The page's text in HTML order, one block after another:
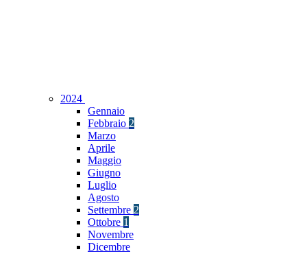
2024
Gennaio
Febbraio 2
Marzo
Aprile
Maggio
Giugno
Luglio
Agosto
Settembre 2
Ottobre 1
Novembre
Dicembre